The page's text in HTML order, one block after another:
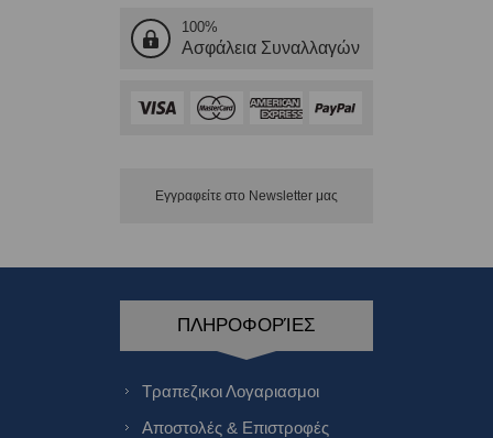
100%
Ασφάλεια Συναλλαγών
Εγγραφείτε στο Νewsletter μας
ΠΛΗΡΟΦΟΡΊΕΣ
Τραπεζικοι Λογαριασμοι
Αποστολές & Επιστροφές